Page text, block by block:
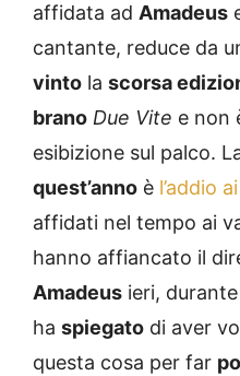
affidata ad Amadeus
cantante, reduce da
vinto la scorsa
brano Due Vite e non
esibizione sul palco.
quest’anno è l’addio
affidati nel tempo ai
hanno affiancato il
Amadeus ieri,
ha spiegato di aver
questa cosa per far